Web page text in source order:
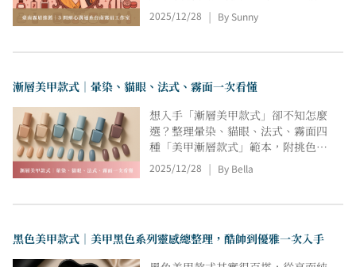
通、設計講究」的店家，不只是幫你
畫出眉型，而是能透過諮詢、比例設
2025/12/28 By Sunny
漸層美甲款式｜暈染、貓眼、法式、霧面一次看懂
想入手「漸層美甲款式」卻不知怎麼
選？整理暈染、貓眼、法式、霧面四
種「美甲漸層款式」範本，附挑色心
法、款式重點與店家作品連結；從通
勤到宴會一篇看懂，安心挑款預約，
比對、精準下單。
2025/12/28 By Bella
黑色美甲款式｜美甲黑色系列靈感總整理，酷帥到優雅一次入手